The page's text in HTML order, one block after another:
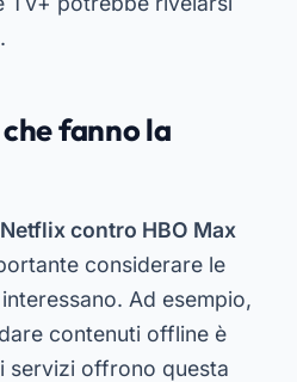
fanno la
Netflix contro HBO Max
considerare le
Ad esempio,
contenuti offline è
servizi offrono questa